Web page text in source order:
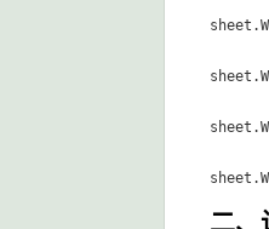
二、